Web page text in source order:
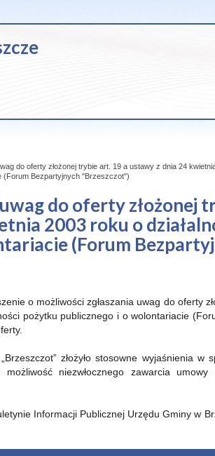
do oferty złożonej trybie art. 19 a ustawy z dnia 24
(Forum Bezpartyjnych "Brzeszczot")
do oferty złożonej
2003 roku o
(Forum
o możliwości zgłaszania uwag do oferty
pożytku publicznego i o wolontariacie
złożyło stosowne wyjaśnienia w
niezwłocznego zawarcia
Informacji Publicznej Urzędu Gminy w